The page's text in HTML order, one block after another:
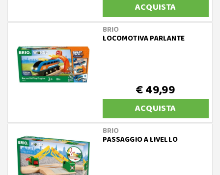
ACQUISTA
BRIO
LOCOMOTIVA PARLANTE
€ 49,99
ACQUISTA
BRIO
PASSAGGIO A LIVELLO